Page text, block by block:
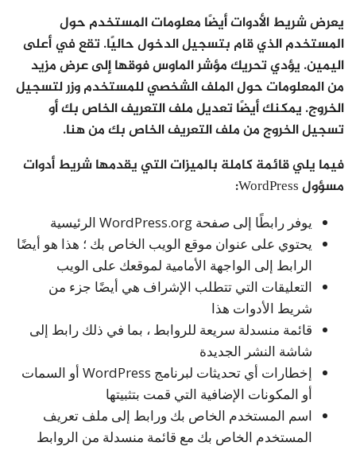
يعرض شريط الأدوات أيضًا معلومات المستخدم حول
المستخدم الذي قام بتسجيل الدخول حاليًا. تقع في أعلى
اليمين. يؤدي تحريك مؤشر الماوس فوقها إلى عرض مزيد
من المعلومات حول الملف الشخصي للمستخدم وزر لتسجيل
الخروج. يمكنك أيضًا تعديل ملف التعريف الخاص بك أو
تسجيل الخروج من ملف التعريف الخاص بك من هنا.
فيما يلي قائمة كاملة بالميزات التي يقدمها شريط أدوات
مسؤول WordPress:
يوفر رابطًا إلى صفحة WordPress.org الرئيسية
يحتوي على عنوان موقع الويب الخاص بك ؛ هذا هو أيضًا
الرابط إلى الواجهة الأمامية لموقعك على الويب
التعليقات التي تتطلب الإشراف هي أيضًا جزء من
شريط الأدوات هذا
قائمة منسدلة سريعة للروابط ، بما في ذلك رابط إلى
شاشة النشر الجديدة
إخطارات أي تحديثات لبرنامج WordPress أو السمات
أو المكونات الإضافية التي قمت بتثبيتها
اسم المستخدم الخاص بك ورابط إلى ملف تعريف
المستخدم الخاص بك مع قائمة منسدلة من الروابط